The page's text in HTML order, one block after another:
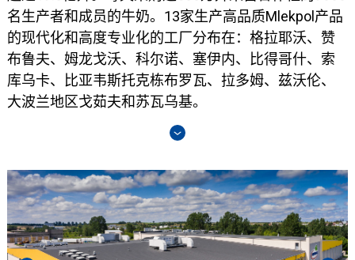
名生产者和成员的牛奶。13家生产高品质Mlekpol产品
的现代化和高度专业化的工厂分布在：格拉耶沃、赞
布鲁夫、姆龙戈沃、科尔诺、塞伊内、比得哥什、索
库乌卡、比亚韦斯托克栋布罗瓦、拉多姆、兹沃伦、
大波兰地区戈茹夫和苏瓦乌基。